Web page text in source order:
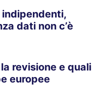
dati non c’è
revisione e quali
europee